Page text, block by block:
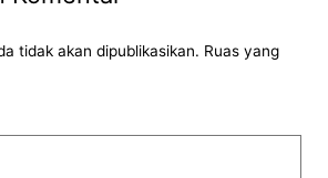
tidak akan dipublikasikan. Ruas yang